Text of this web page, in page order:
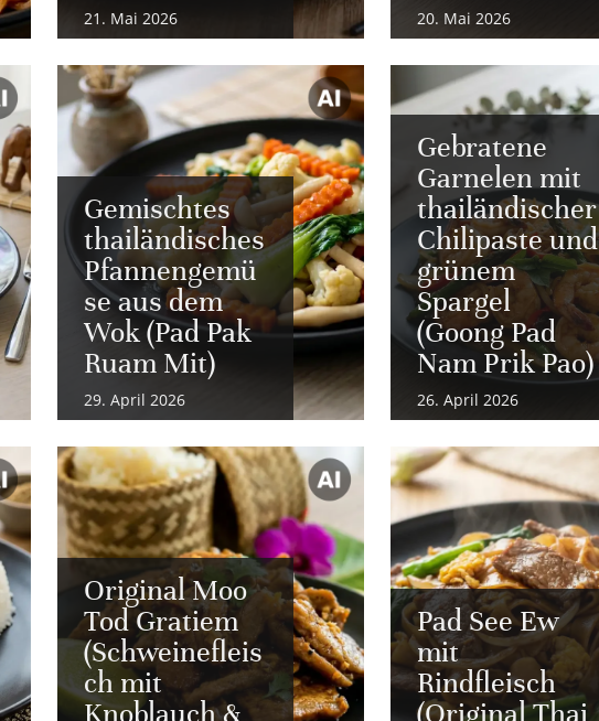
21. Mai 2026 20. Mai 2026
Gemischtes
thailändisches
Pfannengemü
se aus dem
Wok (Pad Pak
Ruam Mit)
29. April 2026
Gebratene
Garnelen mit
thailändischer
Chilipaste und
grünem
Spargel
(Goong Pad
Nam Prik Pao)
26. April 2026
Original Moo
Tod Gratiem
(Schweinefleis
ch mit
Knoblauch &
Pad See Ew
mit
Rindfleisch
(Original Thai